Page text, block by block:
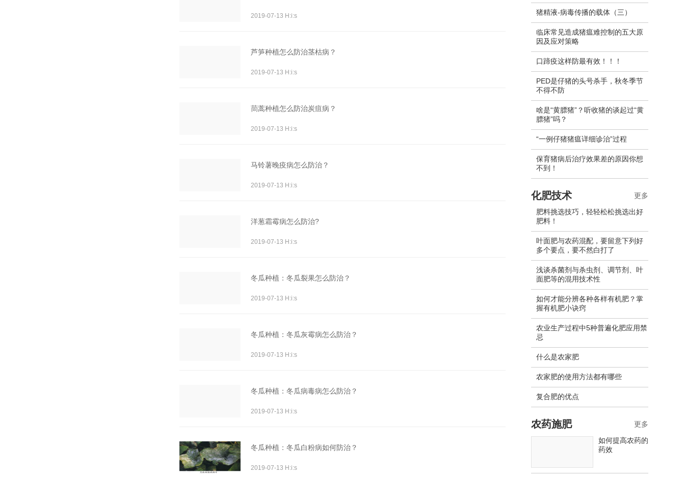
2019-07-13 H:i:s
芦笋种植怎么防治茎枯病？
2019-07-13 H:i:s
茼蒿种植怎么防治炭疽病？
2019-07-13 H:i:s
马铃薯晚疫病怎么防治？
2019-07-13 H:i:s
洋葱霜霉病怎么防治?
2019-07-13 H:i:s
冬瓜种植：冬瓜裂果怎么防治？
2019-07-13 H:i:s
冬瓜种植：冬瓜灰霉病怎么防治？
2019-07-13 H:i:s
冬瓜种植：冬瓜病毒病怎么防治？
2019-07-13 H:i:s
冬瓜种植：冬瓜白粉病如何防治？
2019-07-13 H:i:s
猪精液-病毒传播的载体（三）
临床常见造成猪瘟难控制的五大原
因及应对策略
口蹄疫这样防最有效！！！
PED是仔猪的头号杀手，秋冬季节
不得不防
啥是“黄膘猪”？听收猪的谈起过“黄
膘猪”吗？
“一例仔猪猪瘟详细诊治”过程
保育猪病后治疗效果差的原因你想
不到！
化肥技术
肥料挑选技巧，轻轻松松挑选出好
肥料！
叶面肥与农药混配，要留意下列好
多个要点，要不然白打了
浅谈杀菌剂与杀虫剂、调节剂、叶
面肥等的混用技术性
如何才能分辨各种各样有机肥？掌
握有机肥小诀窍
农业生产过程中5种普遍化肥应用禁
忌
什么是农家肥
农家肥的使用方法都有哪些
复合肥的优点
更多
农药施肥
如何提高农药的
药效
更多